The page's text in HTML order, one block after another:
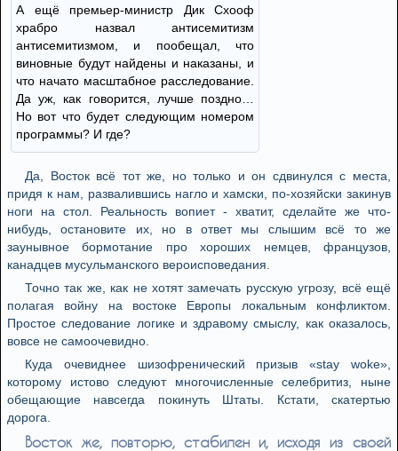
А ещё премьер-министр Дик Схооф
храбро назвал антисемитизм
антисемитизмом, и пообещал, что
виновные будут найдены и наказаны, и
что начато масштабное расследование.
Да уж, как говорится, лучше поздно…
Но вот что будет следующим номером
программы? И где?
Да, Восток всё тот же, но только и он сдвинулся с места,
придя к нам, развалившись нагло и хамски, по-хозяйски закинув
ноги на стол. Реальность вопиет - хватит, сделайте же что-
нибудь, остановите их, но в ответ мы слышим всё то же
заунывное бормотание про хороших немцев, французов,
канадцев мусульманского вероисповедания.
Точно так же, как не хотят замечать русскую угрозу, всё ещё
полагая войну на востоке Европы локальным конфликтом.
Простое следование логике и здравому смыслу, как оказалось,
вовсе не самоочевидно.
Куда очевиднее шизофренический призыв «stay woke»,
которому истово следуют многочисленные селебритиз, ныне
обещающие навсегда покинуть Штаты. Кстати, скатертью
дорога.
Восток же, повторю, стабилен и, исходя из своей